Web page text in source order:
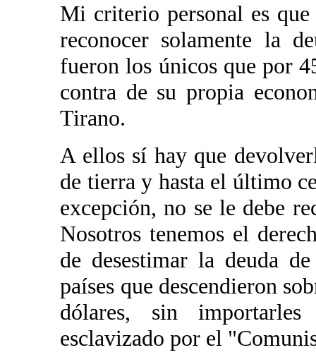
Mi criterio personal es
reconocer solamente la
fueron los únicos que por
contra de su propia
Tirano.
A ellos sí hay que
de tierra y hasta el último
excepción, no se le debe
Nosotros tenemos el
de desestimar la deuda
países que descendieron
dólares, sin
esclavizado por el